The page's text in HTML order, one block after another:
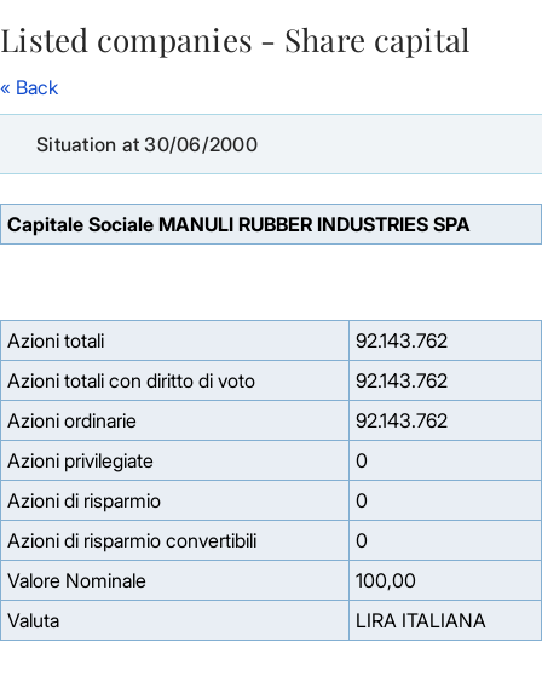
Skip to Main Content
Listed companies - Share capital
« Back
Situation at 30/06/2000
Capitale Sociale MANULI RUBBER INDUSTRIES SPA
Azioni totali
92.143.762
Azioni totali con diritto di voto
92.143.762
Azioni ordinarie
92.143.762
Azioni privilegiate
0
Azioni di risparmio
0
Azioni di risparmio convertibili
0
Valore Nominale
100,00
Valuta
LIRA ITALIANA